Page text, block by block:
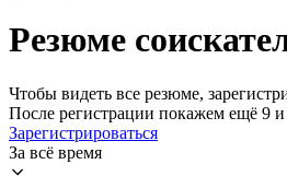
Резюме
Чтобы видеть все резюме,
После регистрации покажем ещё 9
Зарегистрироваться
За всё время